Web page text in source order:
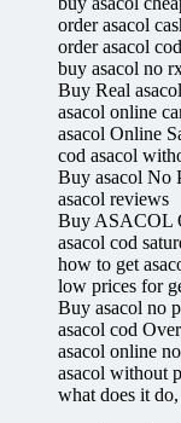
order asacol
order asacol cod
buy asacol no
Buy Real
asacol online
asacol Online
cod asacol
Buy asacol No
asacol reviews
Buy ASACOL
asacol cod
how to get
low prices for
Buy asacol no
asacol cod
asacol online
asacol without
what does it